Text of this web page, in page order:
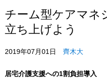
チーム型ケアマネ
立ち上げよう
2019年07月01日 齊木大
居宅介護支援への1割負担導入